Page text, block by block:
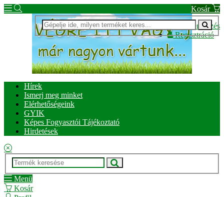
Kosár
Bejelentkezés
Regisztráció
Hírek
Ismerj meg minket
Elérhetőségeink
GYIK
Képes Fogyasztói Tájékoztató
Hirdetések
Menü
Kosár